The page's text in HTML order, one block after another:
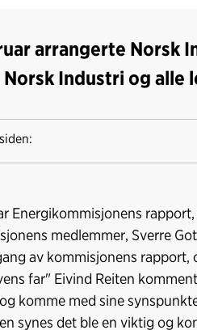
arrangerte Norsk
Industri og alle
Energikommisjonens
medlemmer, Sverre
av kommisjonens
far" Eivind Reiten
komme med sine
synes det ble en viktig og